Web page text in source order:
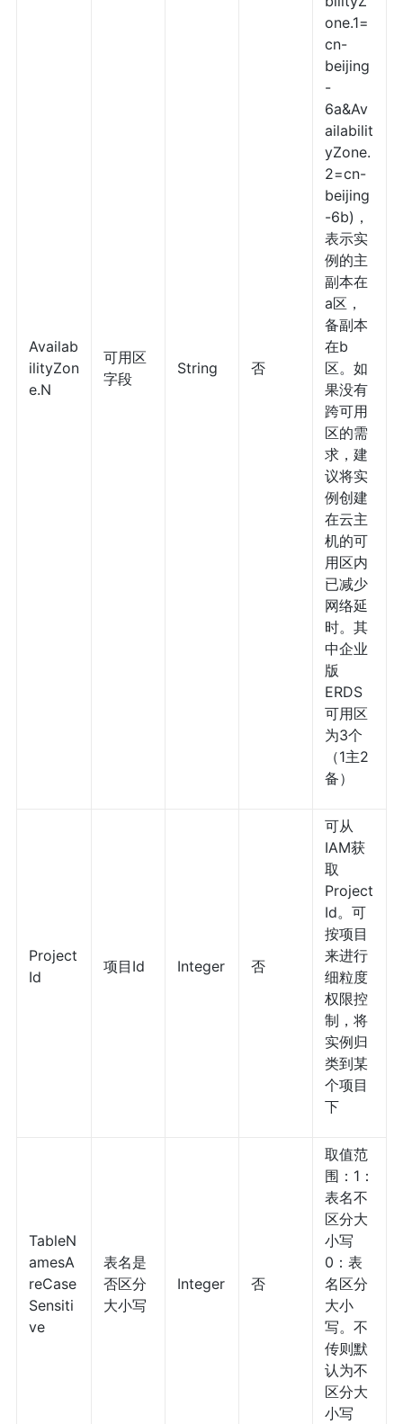
Availab
ilityZon
e.N
可用区
字段
String 否
one.1=
cn-
beijing
-
6a&Av
ailabilit
yZone.
2=cn-
beijing
-6b)，
表示实
例的主
副本在
a区，
备副本
在b
区。如
果没有
跨可用
区的需
求，建
议将实
例创建
在云主
机的可
用区内
已减少
网络延
时。其
中企业
版
ERDS
可用区
为3个
（1主2
备）
Project
Id
项目Id Integer 否
可从
IAM获
取
Project
Id。可
按项目
来进行
细粒度
权限控
制，将
实例归
类到某
个项目
下
TableN
amesA
reCase
Sensiti
ve
表名是
否区分
大小写
Integer 否
取值范
围：1：
表名不
区分大
小写
0：表
名区分
大小
写。不
传则默
认为不
区分大
小写